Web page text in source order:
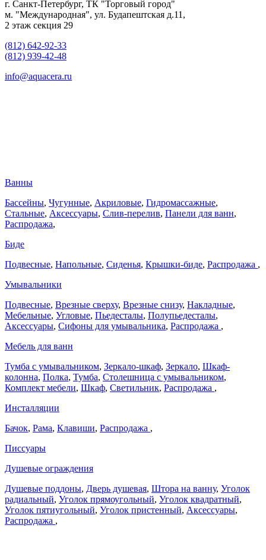
г. Санкт-Петербург, ТК "Торговый город"
м. "Международная", ул. Будапештская д.11,
2 этаж секция 29
(812) 642-92-33
(812) 939-42-48
info@aquacera.ru
Ванны
Бассейны, Чугунные, Акриловые, Гидромассажные,
Стальные, Аксессуары, Слив-перелив, Панели для ванн,
Распродажа,
Биде
Подвесные, Напольные, Сиденья, Крышки-биде, Распродажа ,
Умывальники
Подвесные, Врезные сверху, Врезные снизу, Накладные,
Мебельные, Угловые, Пьедесталы, Полупьедесталы,
Аксессуары, Сифоны для умывальника, Распродажа ,
Мебель для ванн
Тумба с умывальником, Зеркало-шкаф, Зеркало, Шкаф-
колонна, Полка, Тумба, Столешница с умывальником,
Комплект мебели, Шкаф, Светильник, Распродажа ,
Инсталляции
Бачок, Рама, Клавиши, Распродажа ,
Писсуары
Душевые ограждения
Душевые поддоны, Дверь душевая, Штора на ванну, Уголок
радиальный, Уголок прямоугольный, Уголок квадратный,
Уголок пятиугольный, Уголок пристенный, Аксессуары,
Распродажа ,